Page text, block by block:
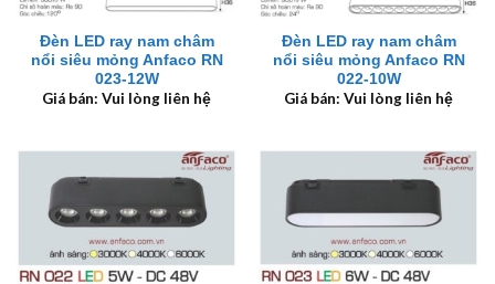
Đèn LED ray nam châm
nổi siêu mỏng Anfaco RN
023-12W
Giá bán: Vui lòng liên hệ
Đèn LED ray nam châm
nổi siêu mỏng Anfaco RN
022-10W
Giá bán: Vui lòng liên hệ